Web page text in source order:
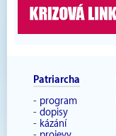
Patriarcha
- program
- dopisy
- kázání